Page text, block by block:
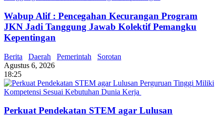
Wabup Alif : Pencegahan Kecurangan Program
JKN Jadi Tanggung Jawab Kolektif Pemangku
Kepentingan
Berita Daerah Pemerintah
Sorotan
Agustus 6, 2026
18:25
Perkuat Pendekatan STEM agar Lulusan